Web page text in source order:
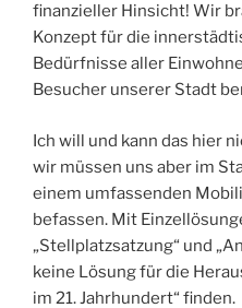
finanzieller Hinsicht! Wir
Konzept für die
Bedürfnisse aller
Besucher unserer Stadt
Ich will und kann das hier
wir müssen uns aber im
einem umfassenden
befassen. Mit
„Stellplatzsatzung“ und
keine Lösung für die
im 21. Jahrhundert“ finden.